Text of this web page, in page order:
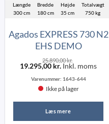
Længde
300 cm
Bredde
180 cm
Højde
35 cm
Totalvægt
750 kg
Agados EXPRESS 730 N2
EHS DEMO
25.890,00kr.
19.295,00 kr. Inkl. moms
Varenummer: 1643-644
Ikke på lager
Læs mere